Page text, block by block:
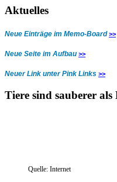
Aktuelles
Neue Einträge im Memo-Board>>
Neue Seite im Aufbau >>
Neuer Link unter Pink Links >>
Tiere sind sauberer als
Quelle: Internet